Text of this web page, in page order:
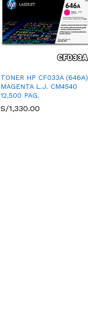
TONER HP CF033A (646A)
MAGENTA L.J. CM4540
12,500 PAG.
S/1,330.00